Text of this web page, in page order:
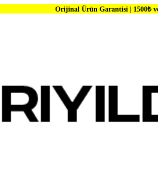
Orijinal Ürün Garantisi | 1500₺ ve Üzeri Kargo